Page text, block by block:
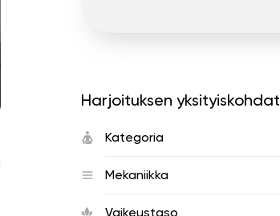
Harjoituksen yksityiskohdat
Kategoria
Mekaniikka
Vaikeustaso